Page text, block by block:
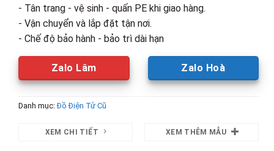
- Tân trang - vệ sinh - quấn PE khi giao hàng.
- Vận chuyển và lắp đặt tận nơi.
- Chế độ bảo hành - bảo trì dài hạn
Zalo Lâm Zalo Hoà
Danh mục:Đồ Điện Tử Cũ
XEM CHI TIẾT XEM THÊM MẪU